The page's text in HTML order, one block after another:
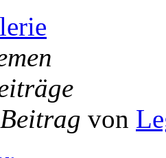
von